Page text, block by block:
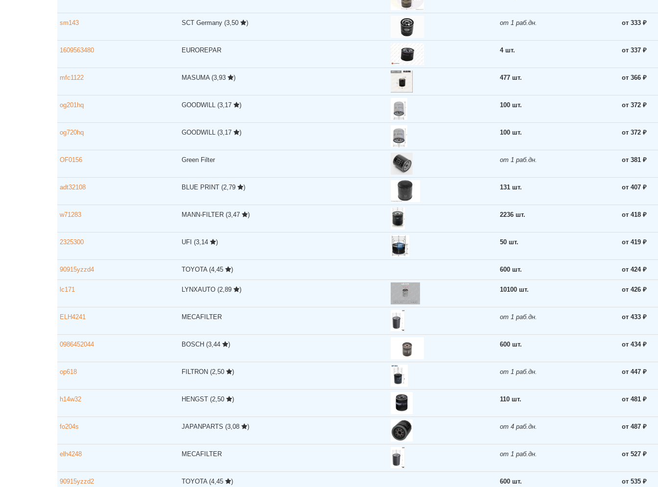
sm143 SCT Germany (3,50 ) от 1 раб.дн. от 333 ₽
1609563480 EUROREPAR 4 шт. от 337 ₽
mfc1122 MASUMA (3,93 ) 477 шт. от 366 ₽
og201hq GOODWILL (3,17 ) 100 шт. от 372 ₽
og720hq GOODWILL (3,17 ) 100 шт. от 372 ₽
OF0156 Green Filter от 1 раб.дн. от 381 ₽
adt32108 BLUE PRINT (2,79 ) 131 шт. от 407 ₽
w71283 MANN-FILTER (3,47 ) 2236 шт. от 418 ₽
2325300 UFI (3,14 ) 50 шт. от 419 ₽
90915yzzd4 TOYOTA (4,45 ) 600 шт. от 424 ₽
lc171 LYNXAUTO (2,89 ) 10100 шт. от 426 ₽
ELH4241 MECAFILTER от 1 раб.дн. от 433 ₽
0986452044 BOSCH (3,44 ) 600 шт. от 434 ₽
op618 FILTRON (2,50 ) от 1 раб.дн. от 447 ₽
h14w32 HENGST (2,50 ) 110 шт. от 481 ₽
fo204s JAPANPARTS (3,08 ) от 4 раб.дн. от 487 ₽
elh4248 MECAFILTER от 1 раб.дн. от 527 ₽
90915yzzd2 TOYOTA (4,45 ) 600 шт. от 535 ₽